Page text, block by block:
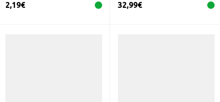
2,19€ 32,99€